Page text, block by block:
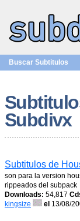
Buscar Subtitulos
Subdivx
Subtitulos de
son para la version
rippeados del subpack
Downloads: 54,817
kingsize
el 13/08/